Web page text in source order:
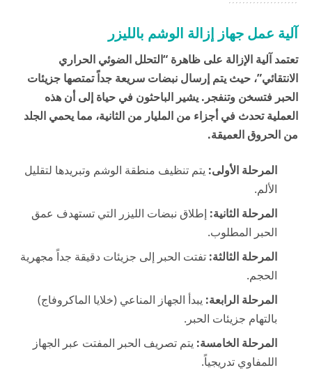
آلية عمل جهاز إزالة الوشم بالليزر
تعتمد آلية الإزالة على ظاهرة “التحلل الضوئي الحراري
الانتقائي”، حيث يتم إرسال نبضات سريعة جداً تمتصها جزيئات
الحبر فتسخن وتنفجر. يشير الباحثون في حياة إلى أن هذه
العملية تحدث في أجزاء من المليار من الثانية، مما يحمي الجلد
من الحروق العميقة.
المرحلة الأولى: يتم تنظيف منطقة الوشم وتبريدها لتقليل
الألم.
المرحلة الثانية: إطلاق نبضات الليزر التي تستهدف عمق
الحبر المطلوب.
المرحلة الثالثة: تفتت الحبر إلى جزيئات دقيقة جداً مجهرية
الحجم.
المرحلة الرابعة: يبدأ الجهاز المناعي (خلايا الماكروفاج)
بالتهام جزيئات الحبر.
المرحلة الخامسة: يتم تصريف الحبر المفتت عبر الجهاز
اللمفاوي تدريجياً.